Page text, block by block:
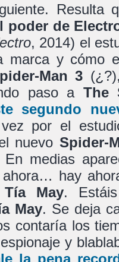
Resulta
poder de
, 2014) el
marca y cómo
Man 3
paso a The
segundo
por el
nuevo Spider-
En medias
hay
May.
May. Se deja
contaría los
y
la pena